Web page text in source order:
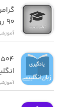
افزودن مطلب
جستجوی یک
تغییر اندازه قلم
٩٠ روز